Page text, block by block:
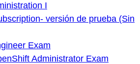
I
versión de prueba (Sin
Exam
Administrator Exam